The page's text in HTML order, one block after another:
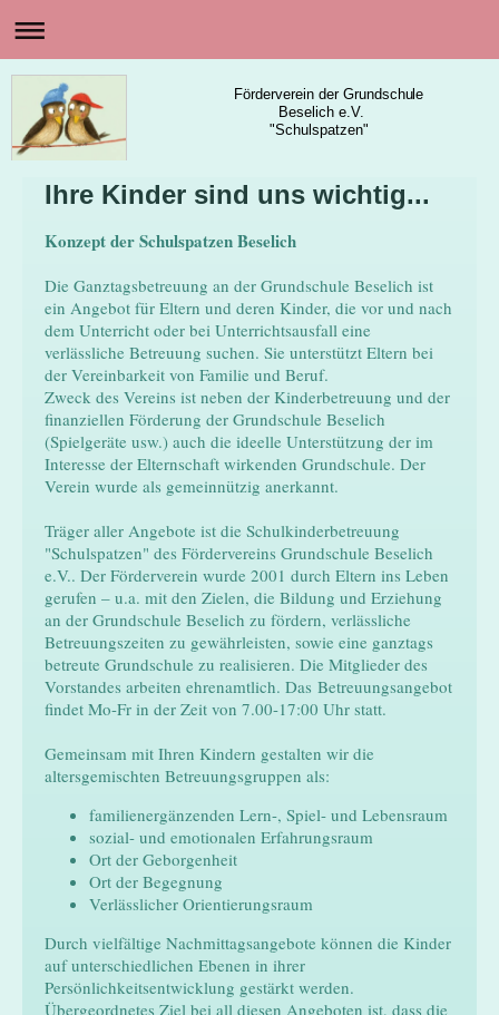
Förderverein der Grundschule
Beselich e.V.
"Schulspatzen"
Ihre Kinder sind uns wichtig...
Konzept der Schulspatzen Beselich
Die Ganztagsbetreuung an der Grundschule Beselich ist
ein Angebot für Eltern und deren Kinder, die vor und nach
dem Unterricht oder bei Unterrichtsausfall eine
verlässliche Betreuung suchen. Sie unterstützt Eltern bei
der Vereinbarkeit von Familie und Beruf.
Zweck des Vereins ist neben der Kinderbetreuung und der
finanziellen Förderung der Grundschule Beselich
(Spielgeräte usw.) auch die ideelle Unterstützung der im
Interesse der Elternschaft wirkenden Grundschule. Der
Verein wurde als gemeinnützig anerkannt.
Träger aller Angebote ist die Schulkinderbetreuung
"Schulspatzen" des Fördervereins Grundschule Beselich
e.V.. Der Förderverein wurde 2001 durch Eltern ins Leben
gerufen – u.a. mit den Zielen, die Bildung und Erziehung
an der Grundschule Beselich zu fördern, verlässliche
Betreuungszeiten zu gewährleisten, sowie eine ganztags
betreute Grundschule zu realisieren. Die Mitglieder des
Vorstandes arbeiten ehrenamtlich. Das Betreuungsangebot
findet Mo-Fr in der Zeit von 7.00-17:00 Uhr statt.
Gemeinsam mit Ihren Kindern gestalten wir die
altersgemischten Betreuungsgruppen als:
familienergänzenden Lern-, Spiel- und Lebensraum
sozial- und emotionalen Erfahrungsraum
Ort der Geborgenheit
Ort der Begegnung
Verlässlicher Orientierungsraum
Durch vielfältige Nachmittagsangebote können die Kinder
auf unterschiedlichen Ebenen in ihrer
Persönlichkeitsentwicklung gestärkt werden.
Übergeordnetes Ziel bei all diesen Angeboten ist, dass die